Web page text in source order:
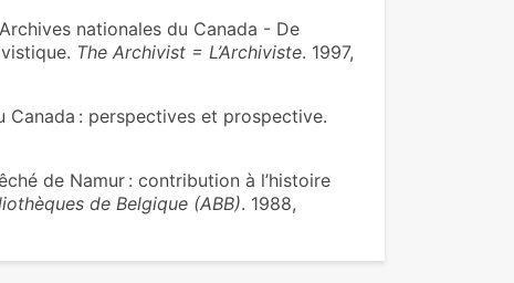
nationales du Canada - De
The Archivist = L’Archiviste. 1997,
Canada : perspectives et prospective.
de Namur : contribution à l’histoire
de Belgique (ABB). 1988,